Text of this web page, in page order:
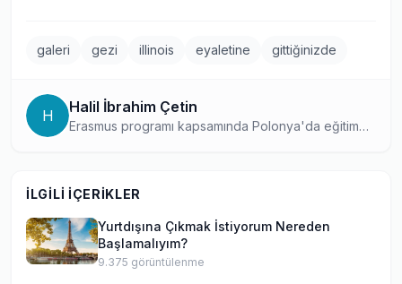
galeri gezi illinois eyaletine gittiğinizde
H Halil İbrahim Çetin
Erasmus programı kapsamında Polonya'da eğitim
hareketliliği ve kültürlerarası iletişim konularında
rehberlik ediyor.
İLGILI İÇERIKLER
Yurtdışına Çıkmak İstiyorum Nereden
Başlamalıyım?
9.375 görüntülenme